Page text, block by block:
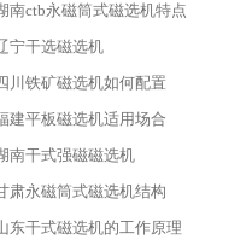
南ctb永磁筒式磁选机特点
宁干选磁选机
川铁矿磁选机如何配置
建平板磁选机适用场合
南干式强磁磁选机
肃永磁筒式磁选机结构
东干式磁选机的工作原理